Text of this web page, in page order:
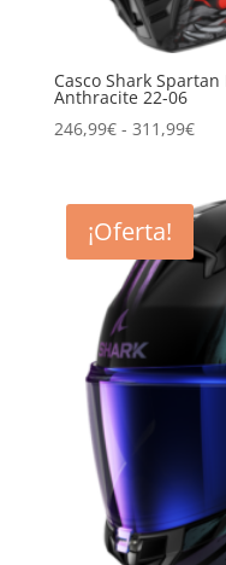
Casco Shark Spartan
Anthracite 22-06
246,99€ - 311,99€
¡Oferta!